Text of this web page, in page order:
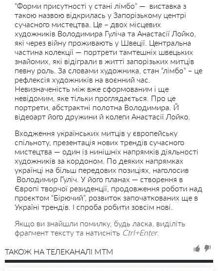
“Форми присутності у стані лімбо” — виставка з
такою назвою відкрилась у Запорізькому центрі
сучасного мистецтва. Це – двох місцевих
художників Володимира Гуліча та Анастасії Лойко,
які через війну проживають у Швеції. Центральна
частина колекції — портрети тамтешніх швецьких
знайомих, які відіграли в житті запорізьких митців
певну роль. За словами художника, стан “лімбо” – це
рефлексія художників на воєнний час.
Невизначеність між вже сформованим і ще
невідомим, яке тільки проглядається. Про це
портрети, абстрактні полотна Володимира. Й
відеоарт його дружини й колеги Анастасії Лойко.
Входження українських митців у європейську
спільноту, презентація нових трендів сучасного
мистецтва — один із нинішніх напрямків діяльності
художників за кордоном. По деяких напрямках
українці на більш передових позиціях, наголосив
Володимир Гуліч. У його планах — створення в
Європі творчої резиденції, продовження роботи над
проєктом “Бірючий”, розвиток започаткованих ще в
Україні трендів. І спроба робити зовсім нові.
Якщо ви знайшли помилку, будь ласка, виділіть
фрагмент тексту та натисніть Ctrl+Enter.
ТАКОЖ НА ТЕЛЕКАНАЛІ MTM